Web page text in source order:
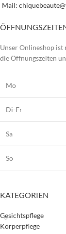
Mail:
Unser Onlineshop
die Öffnungszeiten
Mo
Di-Fr
Sa
So
KATEGORIEN
Gesichtspflege
Körperpflege